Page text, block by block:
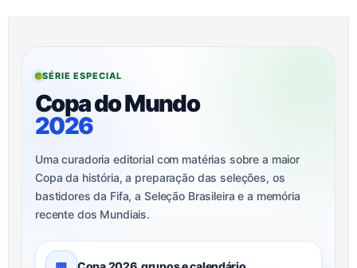
SÉRIE ESPECIAL
Copa do Mundo
2026
Uma curadoria editorial com matérias sobre a maior
Copa da história, a preparação das seleções, os
bastidores da Fifa, a Seleção Brasileira e a memória
recente dos Mundiais.